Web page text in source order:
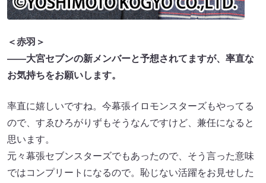
＜赤羽＞
――大宮セブンの新メンバーと予想されてますが、率直な
お気持ちをお願いします。
率直に嬉しいですね。今幕張イロモンスターズもやってる
ので、すゑひろがりずもそうなんですけど、兼任になると
思います。
元々幕張セブンスターズでもあったので、そう言った意味
ではコンプリートになるので。恥じない活躍をお見せした